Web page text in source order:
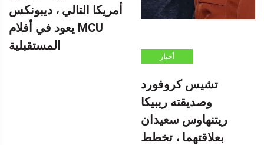
أمريكا التالي ، ديبونكس
يعود في أفلام MCU
المستقبلية
أخبار
تشيس كروفورد
وصديقته ريبيكا
ريتنهاوس سعيدان
بعلاقتهما ، تخطط